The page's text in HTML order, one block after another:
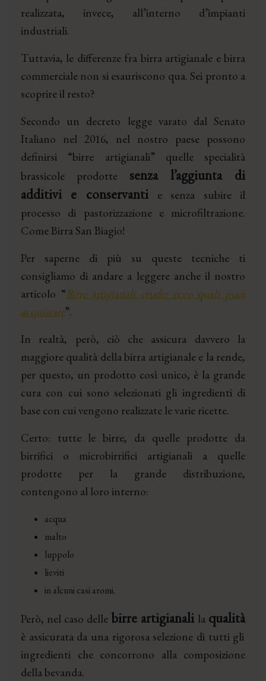
realizzata, invece, all’interno d’impianti
industriali.
Tuttavia, le differenze fra birra artigianale e birra
commerciale non si esauriscono qua. Sei pronto a
scoprire il resto?
Secondo un decreto legge varato dal Senato
Italiano nel 2016, nel nostro paese possono
definirsi “birre artigianali” quelle specialità
brassicole prodotte senza l’aggiunta di
additivi e conservanti
e senza subire il
processo di pastorizzazione e microfiltrazione.
Come Birra San Biagio!
Per saperne di più su queste tecniche ti
consigliamo di andare a leggere anche il nostro
articolo “Birre artigianali crude: ecco quali puoi
acquistare”.
In realtà, però, ciò che assicura davvero la
maggiore qualità della birra artigianale e la rende,
per questo, un prodotto così unico, è la grande
cura con cui sono selezionati gli ingredienti di
base con cui vengono realizzate le varie ricette.
Certo: tutte le birre, da quelle prodotte da
birrifici o microbirrifici artigianali a quelle
prodotte per la grande distribuzione,
contengono al loro interno:
acqua
malto
luppolo
lieviti
in alcuni casi aromi.
Però, nel caso delle birre artigianali la qualità
è assicurata da una rigorosa selezione di tutti gli
ingredienti che concorrono alla composizione
della bevanda.